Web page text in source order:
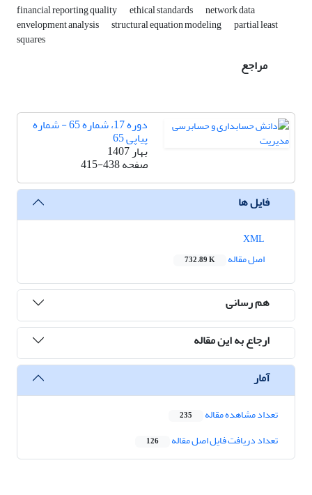
financial reporting quality ethical standards network data
envelopment analysis structural equation modeling partial least
squares
مراجع
دوره 17، شماره 65 - شماره
پیاپی 65
بهار 1407
صفحه415-438
فایل ها
اصل مقاله
732.89 K
هم رسانی
ارجاع به این مقاله
آمار
تعداد مشاهده مقاله 235
تعداد دریافت فایل اصل مقاله 126